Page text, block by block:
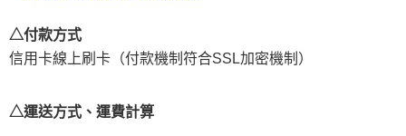
１．透過由恩沛科技股份有限公司提供之「AFTEE先享後付」服務完成之交
易，需依本服務之必要範圍內提供個人資料，並將交易相關給付款項請求債
權轉讓予恩沛科技股份有限公司。
３．未成年的使用者請事先徵得法定代理人或監護人之同意方可使用
△付款方式
信用卡線上刷卡（付款機制符合SSL加密機制）
△運送方式、運費計算